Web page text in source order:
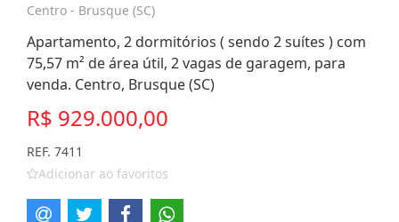
Centro - Brusque (SC)
Apartamento, 2 dormitórios ( sendo 2 suítes ) com
75,57 m² de área útil, 2 vagas de garagem, para
venda. Centro, Brusque (SC)
R$ 929.000,00
REF. 7411
Adicionar ao favoritos